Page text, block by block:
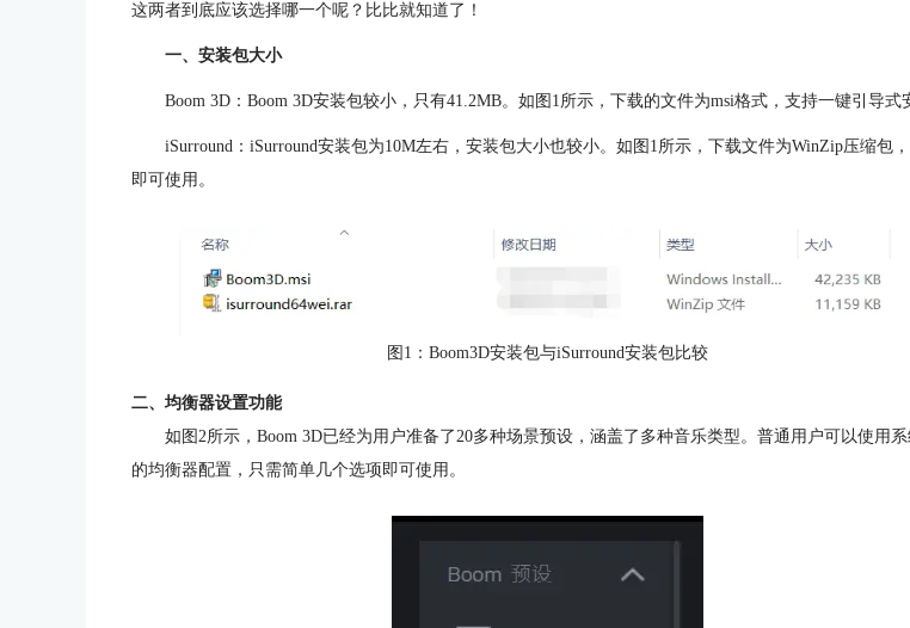
这两者到底应该选择哪一个呢？比比就知道了！
一、安装包大小
Boom 3D：Boom 3D安装包较小，只有41.2MB。如图1所示，下载的文件为msi格式，支持一键引导式
iSurround：iSurround安装包为10M左右，安装包大小也较小。如图1所示，下载文件为WinZip压缩包
即可使用。
图1：Boom3D安装包与iSurround安装包比较
二、均衡器设置功能
如图2所示，Boom 3D已经为用户准备了20多种场景预设，涵盖了多种音乐类型。普通用户可以使用
的均衡器配置，只需简单几个选项即可使用。